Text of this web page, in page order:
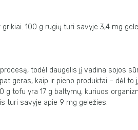
100 g rugių turi savyje 3,4 mg
todėl daugelis jį vadina sojos
geras, kaip ir pieno produktai – dėl to
g tofu yra 17 g baltymų, kuriuos
turi savyje apie 9 mg geležies.